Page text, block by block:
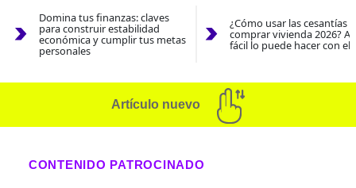
Domina tus finanzas: claves
para construir estabilidad
económica y cumplir tus metas
personales
¿Cómo usar las cesantías
comprar vivienda 2026?
fácil lo puede hacer con el
Artículo nuevo
CONTENIDO PATROCINADO